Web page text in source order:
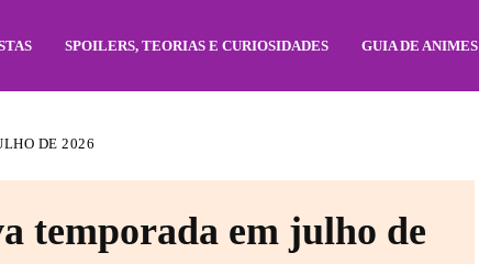
SPOILERS, TEORIAS E CURIOSIDADES GUIA DE ANIMES
DE 2026
temporada em julho de